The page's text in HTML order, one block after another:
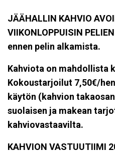
JÄÄHALLIN KAHVIO
VIIKONLOPPUISIN
ennen pelin alkamista.
Kahviota on mahdollista
Kokoustarjoilut 7,50€/
käytön (kahvion
suolaisen ja makean
kahviovastaavilta.
KAHVION VASTUUTIIMI